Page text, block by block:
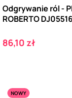
Odgrywanie ról -
ROBERTO DJ05516
Cena
86,10 zł
NOWY